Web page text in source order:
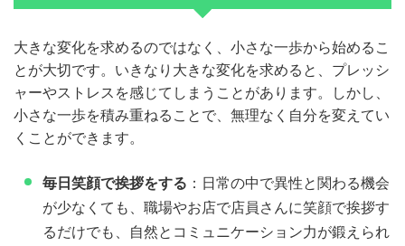
大きな変化を求めるのではなく、小さな一歩から始めるこ
とが大切です。いきなり大きな変化を求めると、プレッシ
ャーやストレスを感じてしまうことがあります。しかし、
小さな一歩を積み重ねることで、無理なく自分を変えてい
くことができます。
毎日笑顔で挨拶をする ：日常の中で異性と関わる機会
が少なくても、職場やお店で店員さんに笑顔で挨拶す
るだけでも、自然とコミュニケーション力が鍛えられ